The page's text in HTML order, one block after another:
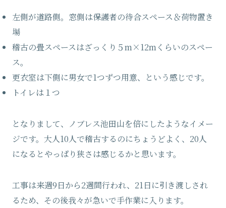
左側が道路側。窓側は保護者の待合スペース＆荷物置き
場
稽古の畳スペースはざっくり５m×12mくらいのスペー
ス。
更衣室は下側に男女で1つずつ用意、という感じです。
トイレは１つ
となりまして、ノブレス池田山を倍にしたようなイメー
ジです。大人10人で稽古するのにちょうどよく、20人
になるとやっぱり狭さは感じるかと思います。
工事は来週9日から2週間行われ、21日に引き渡しされ
るため、その後我々が急いで手作業に入ります。